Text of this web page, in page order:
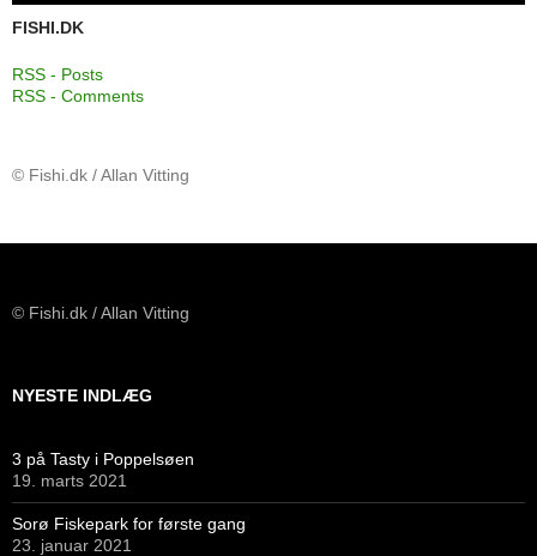
FISHI.DK
RSS - Posts
RSS - Comments
© Fishi.dk / Allan Vitting
© Fishi.dk / Allan Vitting
NYESTE INDLÆG
3 på Tasty i Poppelsøen
19. marts 2021
Sorø Fiskepark for første gang
23. januar 2021